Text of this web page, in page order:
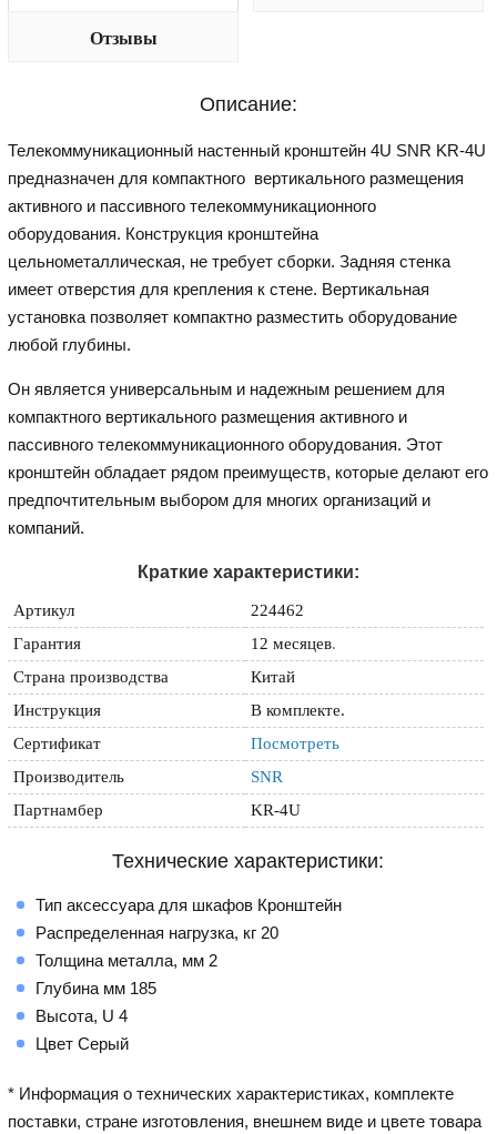
Отзывы
Описание:
Телекоммуникационный настенный кронштейн 4U SNR KR-4U
предназначен для компактного вертикального размещения
активного и пассивного телекоммуникационного
оборудования. Конструкция кронштейна
цельнометаллическая, не требует сборки. Задняя стенка
имеет отверстия для крепления к стене. Вертикальная
установка позволяет компактно разместить оборудование
любой глубины.
Он является универсальным и надежным решением для
компактного вертикального размещения активного и
пассивного телекоммуникационного оборудования. Этот
кронштейн обладает рядом преимуществ, которые делают его
предпочтительным выбором для многих организаций и
компаний.
Краткие характеристики:
Артикул
224462
Гарантия
12 месяцев.
Страна производства
Китай
Инструкция
В комплекте.
Сертификат
Посмотреть
Производитель
SNR
Партнамбер
KR-4U
Технические характеристики:
Тип аксессуара для шкафов Кронштейн
Распределенная нагрузка, кг 20
Толщина металла, мм 2
Глубина мм 185
Высота, U 4
Цвет Серый
* Информация о технических характеристиках, комплекте
поставки, стране изготовления, внешнем виде и цвете товара